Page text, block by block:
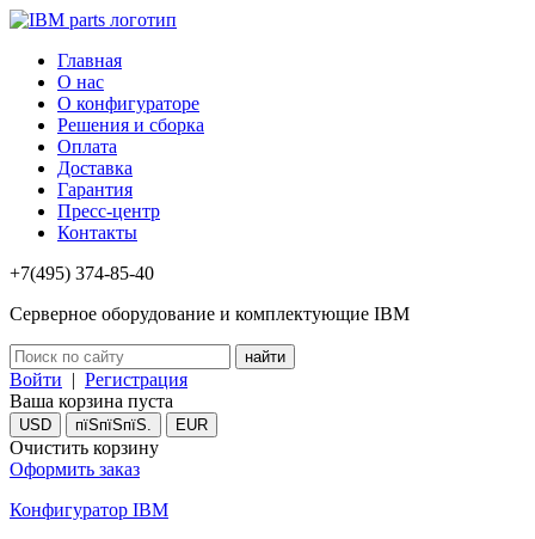
Главная
О нас
О конфигураторе
Решения и сборка
Оплата
Доставка
Гарантия
Пресс-центр
Контакты
+7(495) 374-85-40
Серверное оборудование и комплектующие IBM
Войти | Регистрация
Ваша корзина пуста
USD пїЅпїЅпїЅ. EUR
Очистить корзину
Оформить заказ
Конфигуратор IBM